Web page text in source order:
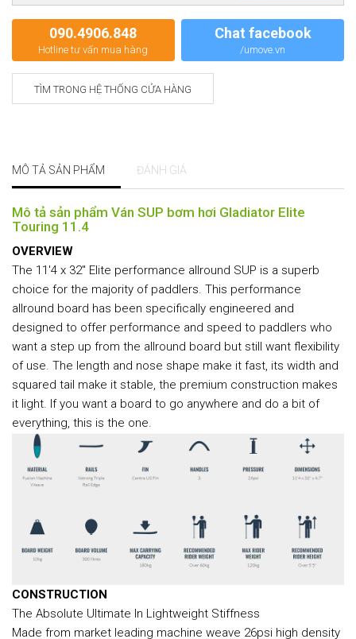
090.4906.848
Hotline tư vấn mua hàng
Chat facebook
/umove.vn
TÌM TRONG HỆ THỐNG CỬA HÀNG
MÔ TẢ SẢN PHẨM ĐÁNH GIÁ
Mô tả sản phẩm Ván SUP bơm hơi Gladiator Elite
Touring 11.4
OVERVIEW
The 11'4 x 32" Elite performance allround SUP is a superb
choice for the majority of paddlers. This performance
allround board has been specifically engineered and
designed to offer performance and speed to paddlers who
want a step up from the allround board but still want flexibility
of use. The length and nose shape make it fast, its width and
squared tail make it stable, the premium construction makes
it light. If you want a board to go anywhere and do a bit of
everything, this is the one.
CONSTRUCTION
The Absolute Ultimate In Lightweight Stiffness
Made from market leading machine weave 26psi high density